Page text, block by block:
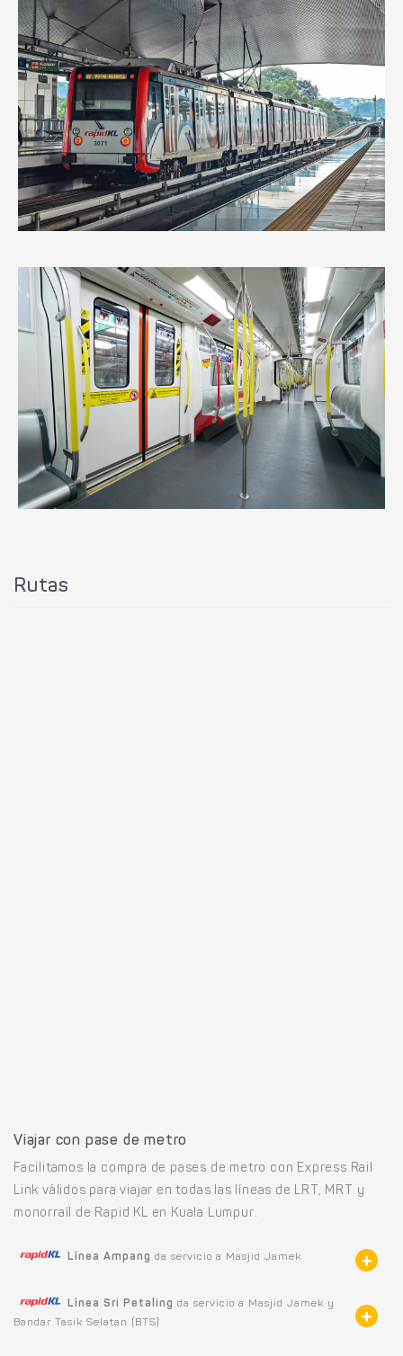
Rutas
Viajar con pase de metro
Facilitamos la compra de pases de metro con Express Rail
Link válidos para viajar en todas las líneas de LRT, MRT y
monorraíl de Rapid KL en Kuala Lumpur.
Línea Ampang da servicio a Masjid Jamek
Línea Sri Petaling da servicio a Masjid Jamek y
Bandar Tasik Selatan (BTS)